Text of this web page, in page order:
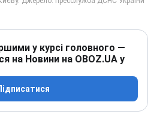
у курсі головного —
на Новини на OBOZ.UA у